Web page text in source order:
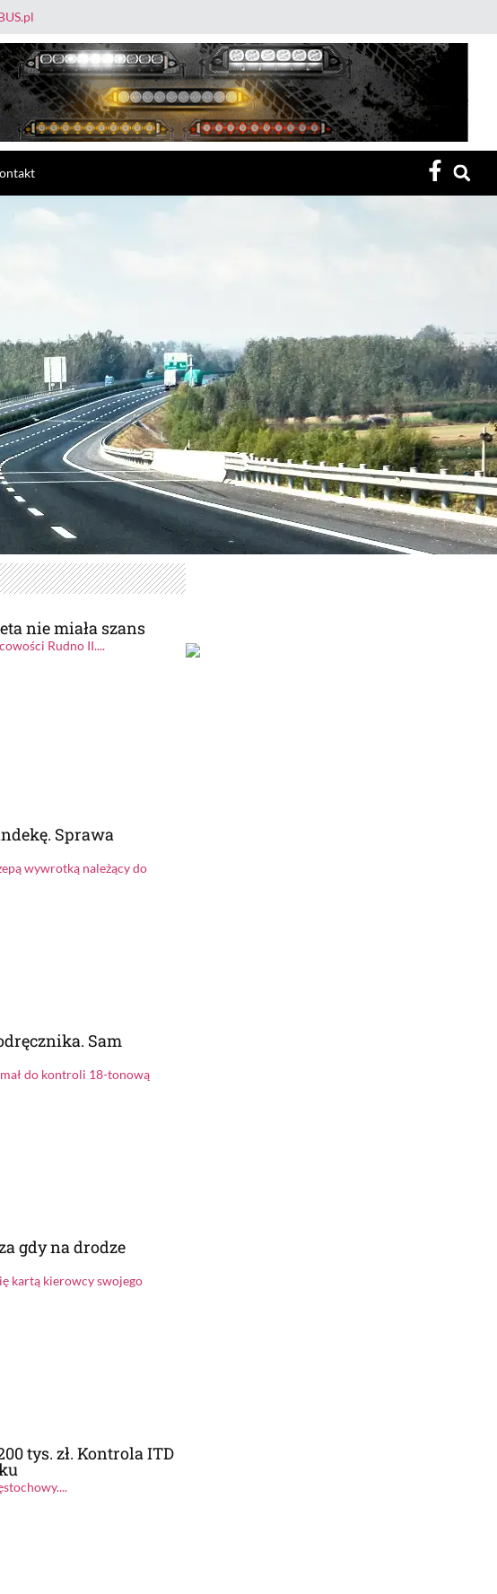
nie miała szans
Rudno II....
Sprawa
wywrotką należący do
Sam
do kontroli 18-tonową
gdy na drodze
kartą kierowcy swojego
tys. zł. Kontrola ITD